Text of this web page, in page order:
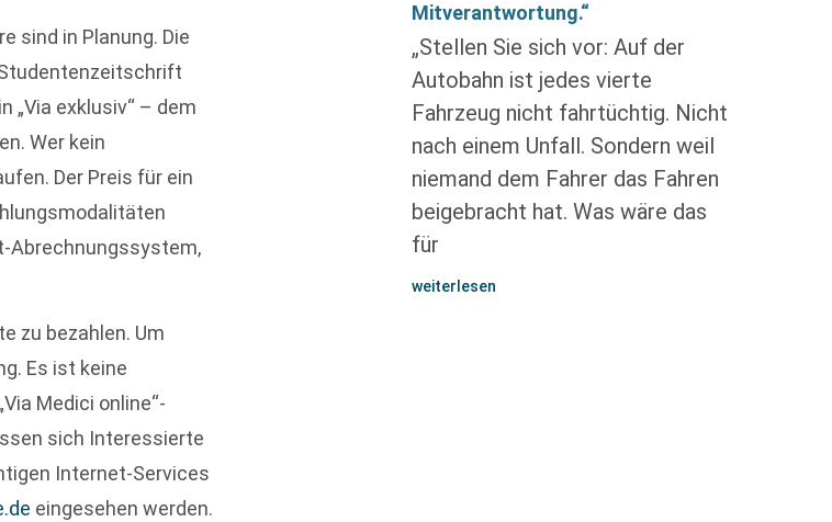
sind in Planung. Die
„Via exklusiv“ – dem
Wer kein
Der Preis für ein
Abrechnungssystem,
zu bezahlen. Um
Es ist keine
Medici online“-
sich Interessierte
Internet-Services
eingesehen werden.
Mitverantwortung.“
„Stellen Sie sich vor: Auf der
Autobahn ist jedes vierte
Fahrzeug nicht fahrtüchtig. Nicht
nach einem Unfall. Sondern weil
niemand dem Fahrer das Fahren
beigebracht hat. Was wäre das
für
weiterlesen